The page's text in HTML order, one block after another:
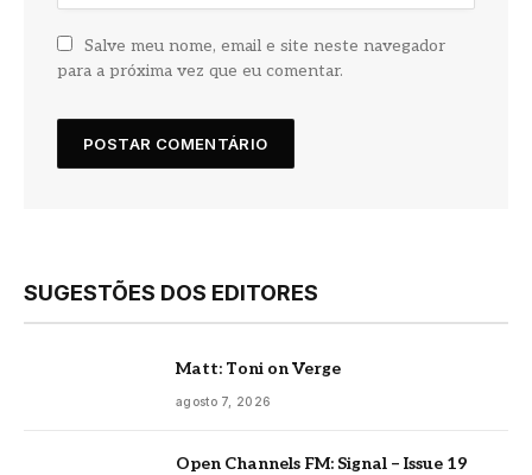
Salve meu nome, email e site neste navegador
para a próxima vez que eu comentar.
SUGESTÕES DOS EDITORES
Matt: Toni on Verge
agosto 7, 2026
Open Channels FM: Signal – Issue 19